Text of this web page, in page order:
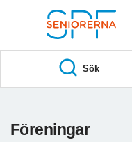
Sök
Föreningar